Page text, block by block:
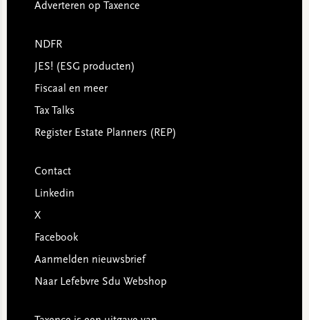
Adverteren op Taxence
NDFR
JES! (ESG producten)
Fiscaal en meer
Tax Talks
Register Estate Planners (REP)
Contact
Linkedin
X
Facebook
Aanmelden nieuwsbrief
Naar Lefebvre Sdu Webshop